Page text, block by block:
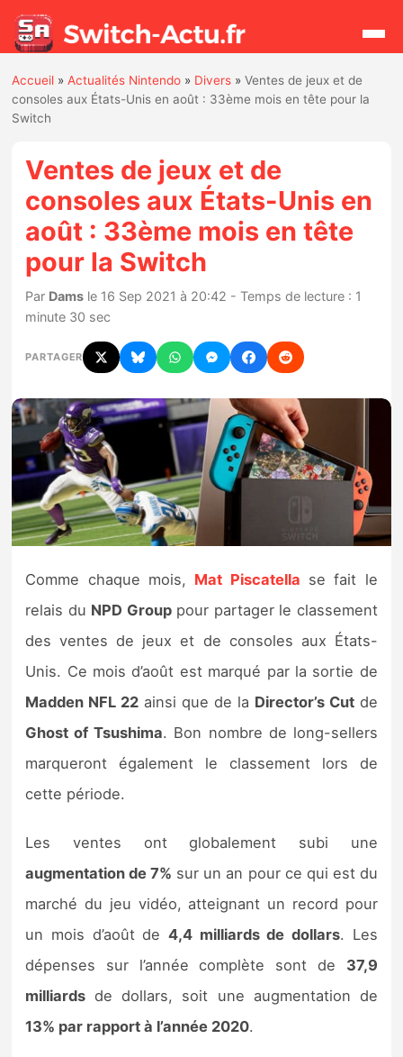
Rechercher
Actualités
Jeux
Hardware
Mises à jour
Chiffres de ventes
Rumeurs
Nintendo Direct
Tests et previews
Tests de jeux
Tests d’accessoires
Autres tests
Previews
Précommandes
Précommandes jeux Switch 2
Bons plans
Guides
Accueil »Actualités Nintendo » Divers »Ventes de jeux et de
consoles aux États-Unis en août : 33ème mois en tête pour la
Switch
Ventes de jeux et de
consoles aux États-Unis en
août : 33ème mois en tête
pour la Switch
Par Dams le 16 Sep 2021 à 20:42 - Temps de lecture : 1
minute 30 sec
PARTAGER
Comme chaque mois, Mat Piscatella se fait le
relais du NPD Grouppour partager le classement
des ventes de jeux et de consoles aux États-
Unis. Ce mois d’août est marqué par la sortie de
Madden NFL 22 ainsi que de la Director’s Cutde
Ghost of Tsushima. Bon nombre de long-sellers
marqueront également le classement lors de
cette période.
Les ventes ont globalement subi une
augmentation de 7% sur un an pour ce qui est du
marché du jeu vidéo, atteignant un record pour
un mois d’août de 4,4 milliards de dollars. Les
dépenses sur l’année complète sont de 37,9
milliards de dollars, soit une augmentation de
13% par rapport à l’année 2020.